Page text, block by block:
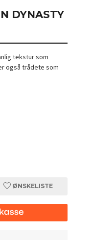
DYNASTY
tekstur som
også trådete som
ØNSKELISTE